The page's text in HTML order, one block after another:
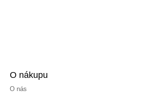
O nákupu
O nás